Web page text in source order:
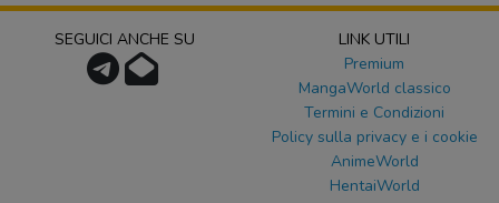
SEGUICI ANCHE SU
LINK UTILI
Premium
MangaWorld classico
Termini e Condizioni
Policy sulla privacy e i cookie
AnimeWorld
HentaiWorld